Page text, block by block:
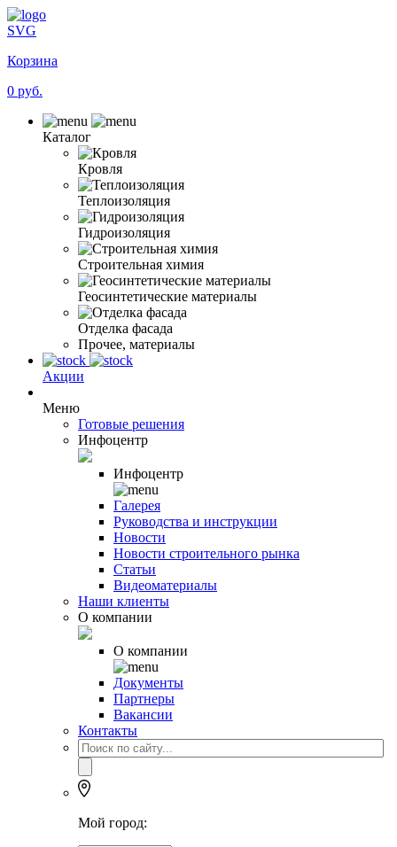
SVG
Корзина
0 руб.
Каталог
Кровля
Теплоизоляция
Гидроизоляция
Строительная химия
Геосинтетические материалы
Отделка фасада
Прочее, материалы
Акции
Меню
Готовые решения
Инфоцентр
Инфоцентр
Галерея
Руководства и инструкции
Новости
Новости строительного рынка
Статьи
Видеоматериалы
Наши клиенты
О компании
О компании
Документы
Партнеры
Вакансии
Контакты
Мой город: